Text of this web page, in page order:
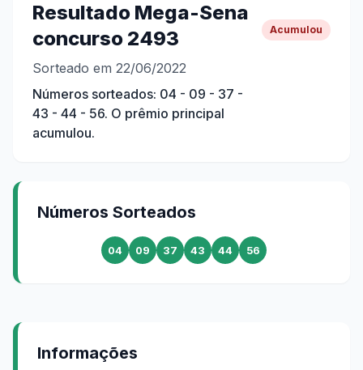
Resultado Mega-Sena
concurso 2493
Sorteado em 22/06/2022
Números sorteados: 04 - 09 - 37 -
43 - 44 - 56. O prêmio principal
acumulou.
Acumulou
Números Sorteados
04 09 37 43 44 56
Informações